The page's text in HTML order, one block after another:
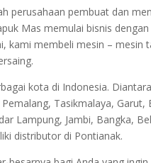
perusahaan pembuat dan
Mas memulai bisnis
kami membeli mesin –
kota di Indonesia.
Tasikmalaya,
Lampung, Jambi, Bangka,
distributor di Pontianak.